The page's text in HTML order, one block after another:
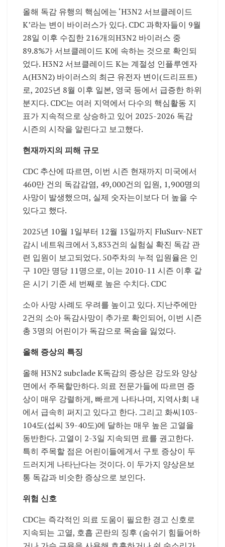
올해 독감 유행의 핵심에는 ‘H3N2 서브클레이드
K’라는 변이 바이러스가 있다. CDC 과학자들이 9월
28일 이후 수집한 216개의H3N2 바이러스 중
89.8%가 서브클레이드 K에 속하는 것으로 확인되
었다. H3N2 서브클레이드 K는 계절성 인플루엔자
A(H3N2) 바이러스의 최근 유전자 변이(드리프트)
로, 2025년 8월 이후 일본, 영국 등에서 급증한 하위
분지다. CDC는 여러 지역에서 다수의 핵심활동 지
표가 지속적으로 상승하고 있어 2025-2026 독감
시즌의 시작을 알린다고 보고했다.
현재까지의 피해 규모
CDC 추산에 따르면, 이번 시즌 현재까지 미국에서
460만 건의 독감감염, 49,000건의 입원, 1,900명의
사망이 발생했으며, 실제 숫자는이보다 더 높을 수
있다고 했다.
2025년 10월 1일부터 12월 13일까지 FluSurv-NET
감시 네트워크에서 3,833건의 실험실 확진 독감 관
련 입원이 보고되었다. 50주차의 누적 입원율은 인
구 10만 명당 11명으로, 이는 2010-11 시즌 이후 같
은 시기 기준 세 번째로 높은 수치다. CDC
소아 사망 사례도 우려를 높이고 있다. 지난주에만
2건의 소아 독감사망이 추가로 확인되어, 이번 시즌
총 3명의 어린이가 독감으로 목숨을 잃었다.
올해 증상의 특징
올해 H3N2 subclade K독감의 증상은 강도와 양상
면에서 주목할만하다. 의료 전문가들에 따르면 증
상이 매우 강렬하게, 빠르게 나타나며, 지역사회 내
에서 급속히 퍼지고 있다고 한다. 그리고 화씨103-
104도(섭씨 39-40도)에 달하는 매우 높은 고열을
동반한다. 고열이 2-3일 지속되면 료를 권고한다.
특히 주목할 점은 어린이들에게서 구토 증상이 두
드러지게 나타난다는 것이다. 이 두가지 양상은보
통 독감과 비슷한 증상으로 보인다.
위험 신호
CDC는 즉각적인 의료 도움이 필요한 경고 신호로
지속되는 고열, 호흡 곤란의 징후 (숨쉬기 힘들어하